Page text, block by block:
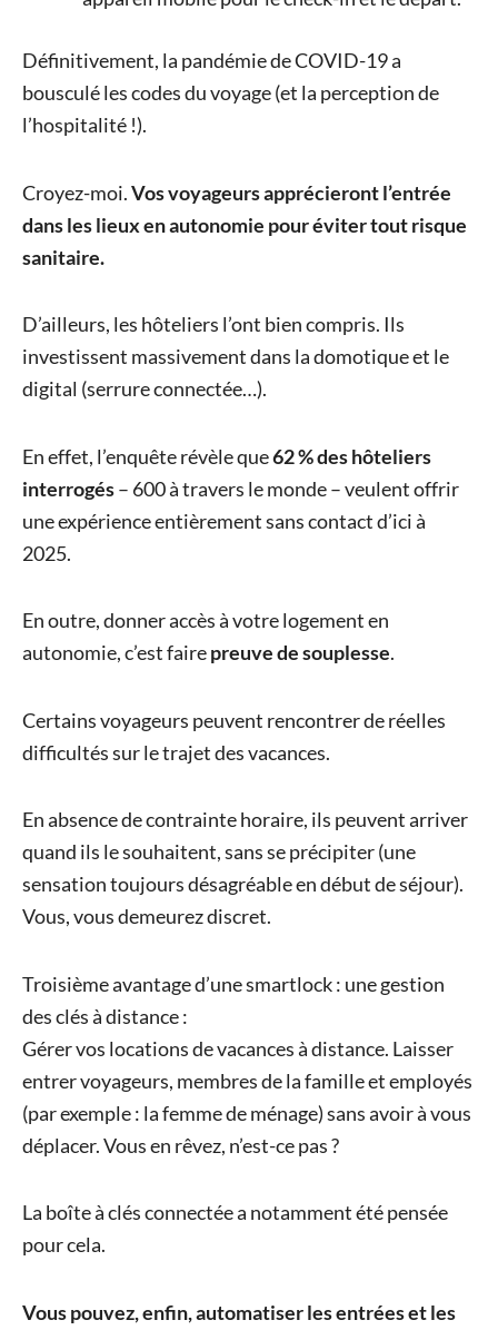
Définitivement, la pandémie de COVID-19 a
bousculé les codes du voyage (et la perception de
l’hospitalité !).
Croyez-moi.Vos voyageurs apprécieront l’entrée
dans les lieux en autonomie pour éviter tout risque
sanitaire.
D’ailleurs, les hôteliers l’ont bien compris. Ils
investissent massivement dans la domotique et le
digital (serrure connectée…).
En effet, l’enquête révèle que62 % des hôteliers
interrogés– 600 à travers le monde – veulent offrir
une expérience entièrement sans contact d’ici à
2025.
En outre, donner accès à votre logement en
autonomie, c’est fairepreuve de souplesse.
Certains voyageurs peuvent rencontrer de réelles
difficultés sur le trajet des vacances.
En absence de contrainte horaire, ils peuvent arriver
quand ils le souhaitent, sans se précipiter (une
sensation toujours désagréable en début de séjour).
Vous, vous demeurez discret.
Troisième avantage d’une smartlock : une gestion
des clés à distance :
Gérer vos locations de vacances à distance. Laisser
entrer voyageurs, membres de la famille et employés
(par exemple : la femme de ménage) sans avoir à vous
déplacer. Vous en rêvez, n’est-ce pas ?
La boîte à clés connectée a notamment été pensée
pour cela.
Vous pouvez, enfin, automatiser les entrées et les